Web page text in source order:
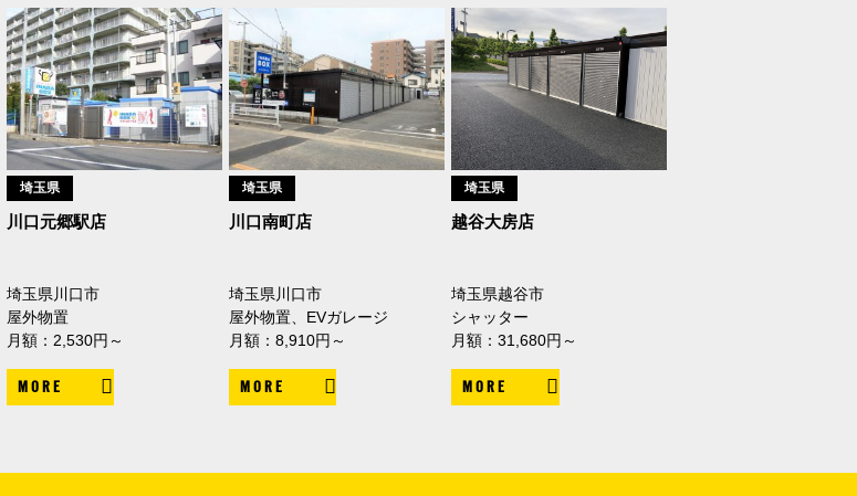
埼玉県
川口元郷駅店
埼玉県川口市
屋外物置
月額：2,530円～
MORE
埼玉県
川口南町店
埼玉県川口市
屋外物置、EVガレージ
月額：8,910円～
MORE
埼玉県
越谷大房店
埼玉県越谷市
シャッター
月額：31,680円～
MORE